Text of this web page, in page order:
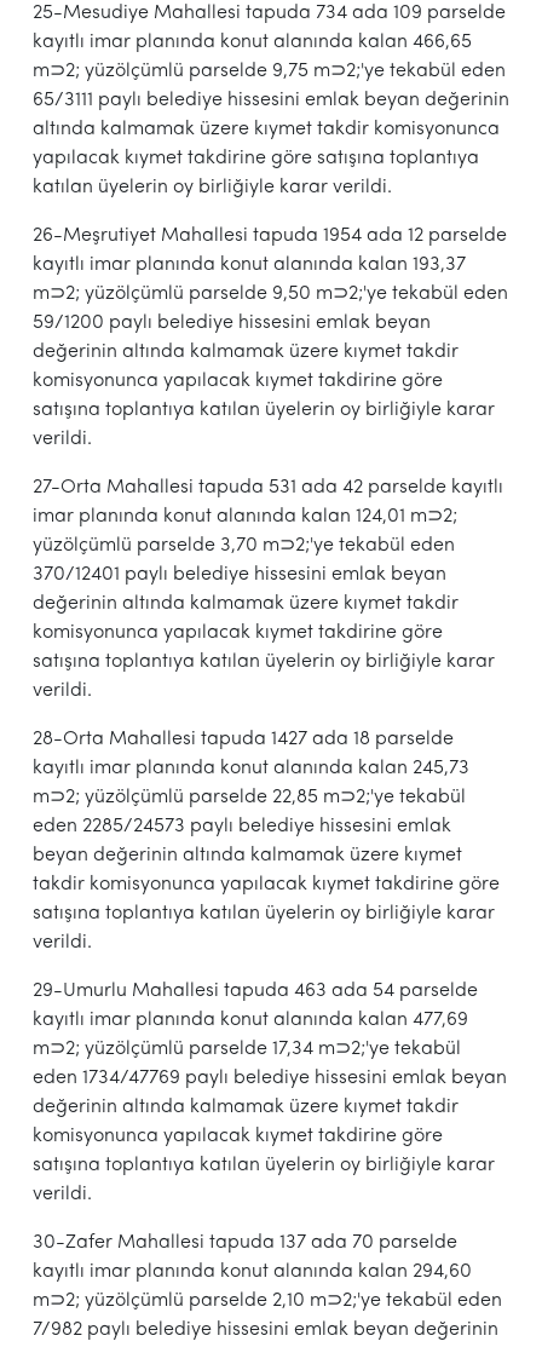
25-Mesudiye Mahallesi tapuda 734 ada 109 parselde
kayıtlı imar planında konut alanında kalan 466,65
m⊃2; yüzölçümlü parselde 9,75 m⊃2;'ye tekabül eden
65/3111 paylı belediye hissesini emlak beyan değerinin
altında kalmamak üzere kıymet takdir komisyonunca
yapılacak kıymet takdirine göre satışına toplantıya
katılan üyelerin oy birliğiyle karar verildi.
26-Meşrutiyet Mahallesi tapuda 1954 ada 12 parselde
kayıtlı imar planında konut alanında kalan 193,37
m⊃2; yüzölçümlü parselde 9,50 m⊃2;'ye tekabül eden
59/1200 paylı belediye hissesini emlak beyan
değerinin altında kalmamak üzere kıymet takdir
komisyonunca yapılacak kıymet takdirine göre
satışına toplantıya katılan üyelerin oy birliğiyle karar
verildi.
27-Orta Mahallesi tapuda 531 ada 42 parselde kayıtlı
imar planında konut alanında kalan 124,01 m⊃2;
yüzölçümlü parselde 3,70 m⊃2;'ye tekabül eden
370/12401 paylı belediye hissesini emlak beyan
değerinin altında kalmamak üzere kıymet takdir
komisyonunca yapılacak kıymet takdirine göre
satışına toplantıya katılan üyelerin oy birliğiyle karar
verildi.
28-Orta Mahallesi tapuda 1427 ada 18 parselde
kayıtlı imar planında konut alanında kalan 245,73
m⊃2; yüzölçümlü parselde 22,85 m⊃2;'ye tekabül
eden 2285/24573 paylı belediye hissesini emlak
beyan değerinin altında kalmamak üzere kıymet
takdir komisyonunca yapılacak kıymet takdirine göre
satışına toplantıya katılan üyelerin oy birliğiyle karar
verildi.
29-Umurlu Mahallesi tapuda 463 ada 54 parselde
kayıtlı imar planında konut alanında kalan 477,69
m⊃2; yüzölçümlü parselde 17,34 m⊃2;'ye tekabül
eden 1734/47769 paylı belediye hissesini emlak beyan
değerinin altında kalmamak üzere kıymet takdir
komisyonunca yapılacak kıymet takdirine göre
satışına toplantıya katılan üyelerin oy birliğiyle karar
verildi.
30-Zafer Mahallesi tapuda 137 ada 70 parselde
kayıtlı imar planında konut alanında kalan 294,60
m⊃2; yüzölçümlü parselde 2,10 m⊃2;'ye tekabül eden
7/982 paylı belediye hissesini emlak beyan değerinin